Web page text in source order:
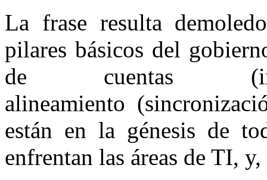
La frase resulta
pilares básicos del
de cuentas
alineamiento
están en la génesis de
enfrentan las áreas de TI,